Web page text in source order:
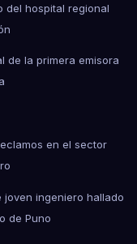
del hospital regional
de la primera emisora
en el sector
ingeniero hallado
de Puno